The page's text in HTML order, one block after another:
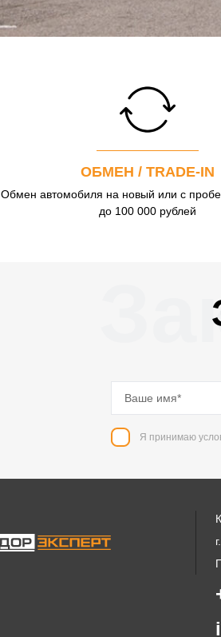
ОБМЕН / TRADE-IN
Обмен автомобиля на новый или с
до 100 000 рублей
Я принимаю